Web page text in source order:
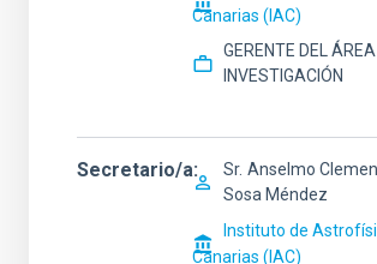
Canarias (IAC)
GERENTE DEL ÁREA
INVESTIGACIÓN
Secretario/a Sr. Anselmo
Sosa Méndez
Instituto de
Canarias (IAC)